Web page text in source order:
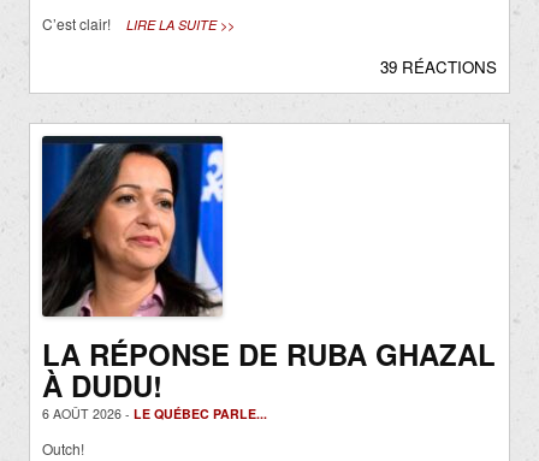
C’est clair! LIRE LA SUITE >>
39 RÉACTIONS
LA RÉPONSE DE RUBA GHAZAL
À DUDU!
6 AOÛT 2026 - LE QUÉBEC PARLE...
Outch!